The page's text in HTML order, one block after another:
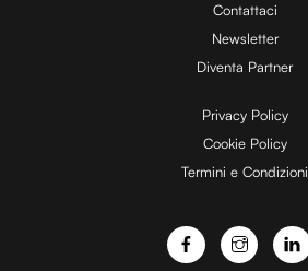
d
e
o
Contattaci
Newsletter
Diventa Partner
Privacy Policy
Cookie Policy
Termini e Condizioni